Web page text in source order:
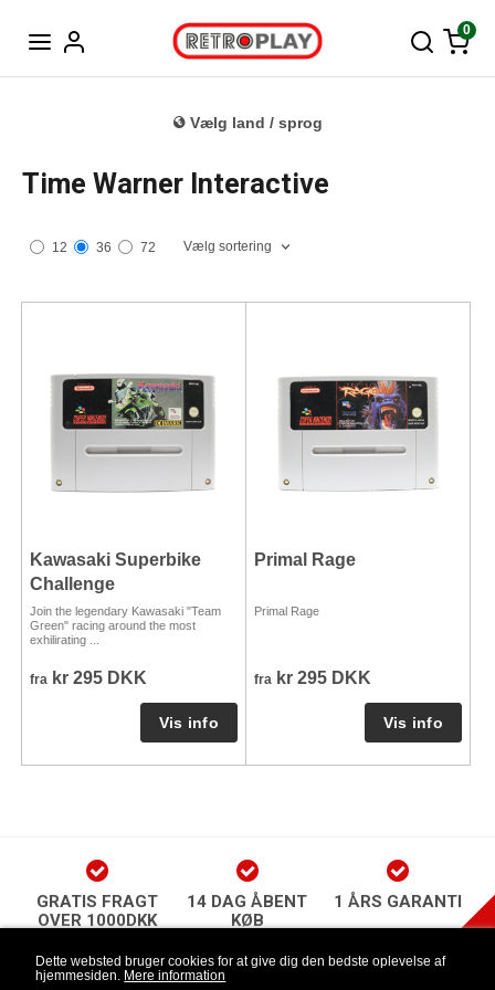
Dette websted bruger cookies for at give dig den bedste oplevelse af
hjemmesiden. Mere information
0
Vælg land / sprog
Time Warner Interactive
12 36 72 Vælg sortering
Kawasaki Superbike
Challenge
Join the legendary Kawasaki "Team
Green" racing around the most
exhilirating ...
fra kr 295 DKK
Primal Rage
Primal Rage
fra kr 295 DKK
GRATIS FRAGT
OVER 1000DKK
14 DAG ÅBENT
KØB
1 ÅRS GARANTI